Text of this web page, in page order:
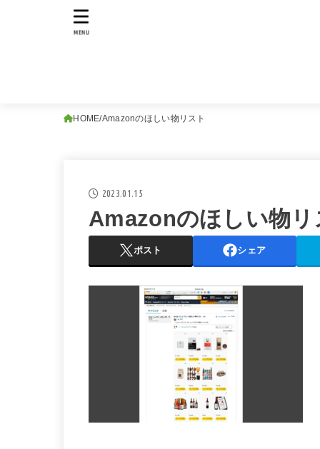
MENU
HOME Amazonのほしい物リスト
2023.01.15
Amazonのほしい物リ
ポスト シェア